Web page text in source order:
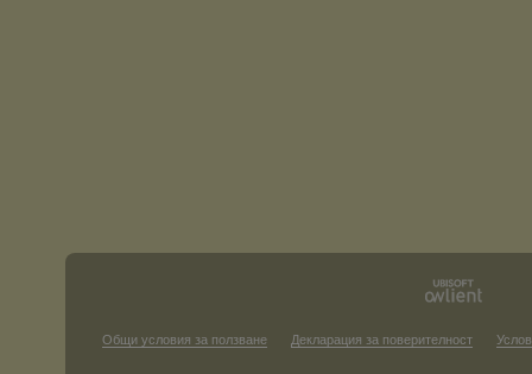
Общи условия за ползване Декларация за поверителност